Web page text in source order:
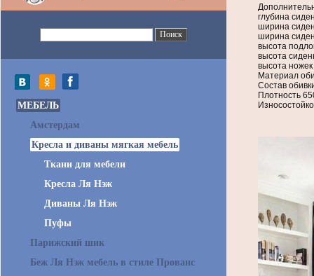
МЕБЕЛЬ
Амстердам
Кресла и диваны мягкая мебель
Ткани для мебели
Кресла Ля Нэж
Диваны Ля Нэж
Пуфы
Парижский шик
Беж Ля Нэж мебель в стиле Прованс
глубина
ширина
ширина
высота
высота
высота
Материал
Состав
Плотность